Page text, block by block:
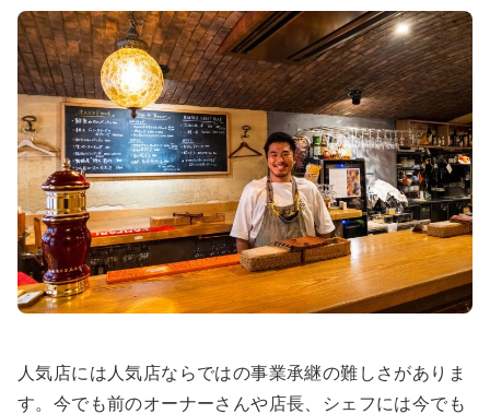
人気店には人気店ならではの事業承継の難しさがありま
す。今でも前のオーナーさんや店長、シェフには今でも